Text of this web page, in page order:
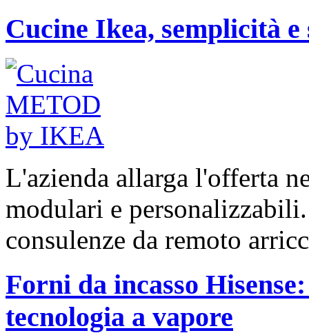
Cucine Ikea, semplicità
L'azienda allarga l'offerta
modulari e
consulenze da remoto
Forni da incasso
tecnologia a vapore